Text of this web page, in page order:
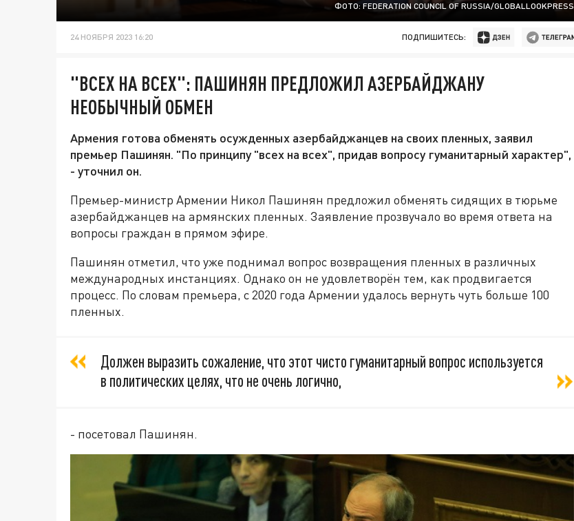
ФОТО: FEDERATION COUNCIL OF RUSSIA/GLOBALLOOKPRESS
24 НОЯБРЯ 2023 16:20 ПОДПИШИТЕСЬ:
"ВСЕХ НА ВСЕХ": ПАШИНЯН ПРЕДЛОЖИЛ АЗЕРБАЙДЖАНУ
НЕОБЫЧНЫЙ ОБМЕН
Армения готова обменять осужденных азербайджанцев на своих пленных, заявил
премьер Пашинян. "По принципу "всех на всех", придав вопросу гуманитарный характер",
- уточнил он.
Премьер-министр Армении Никол Пашинян предложил обменять сидящих в тюрьме
азербайджанцев на армянских пленных. Заявление прозвучало во время ответа на
вопросы граждан в прямом эфире.
Пашинян отметил, что уже поднимал вопрос возвращения пленных в различных
международных инстанциях. Однако он не удовлетворён тем, как продвигается
процесс. По словам премьера, с 2020 года Армении удалось вернуть чуть больше 100
пленных.
Должен выразить сожаление, что этот чисто гуманитарный вопрос используется
в политических целях, что не очень логично,
- посетовал Пашинян.